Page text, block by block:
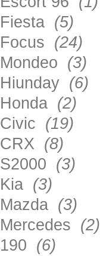
Fiesta (5)
Focus (24)
Mondeo (3)
Hiunday (6)
Honda (2)
Civic (19)
CRX (8)
S2000 (3)
Kia (3)
Mazda (3)
Mercedes (2)
190 (6)